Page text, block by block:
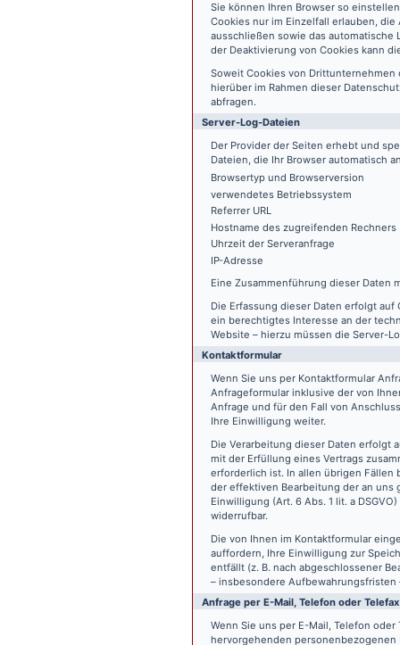
Sie können Ihren Browser so
Cookies nur im Einzelfall erlauben,
ausschließen sowie das automatische
der Deaktivierung von Cookies kann
Soweit Cookies von
hierüber im Rahmen dieser
abfragen.
Server-Log-Dateien
Der Provider der Seiten erhebt und
Dateien, die Ihr Browser automatisch
Browsertyp und Browserversion
verwendetes Betriebssystem
Referrer URL
Hostname des zugreifenden Rechners
Uhrzeit der Serveranfrage
IP-Adresse
Eine Zusammenführung dieser Daten
Die Erfassung dieser Daten erfolgt auf
ein berechtigtes Interesse an der
Website – hierzu müssen die Server-
Kontaktformular
Wenn Sie uns per Kontaktformular
Anfrageformular inklusive der von
Anfrage und für den Fall von
Ihre Einwilligung weiter.
Die Verarbeitung dieser Daten erfolgt
mit der Erfüllung eines Vertrags
erforderlich ist. In allen übrigen Fällen
der effektiven Bearbeitung der an uns
Einwilligung (Art. 6 Abs. 1 lit. a
widerrufbar.
Die von Ihnen im Kontaktformular
auffordern, Ihre Einwilligung zur
entfällt (z. B. nach abgeschlossener
– insbesondere
Anfrage per E-Mail, Telefon oder Telefax
Wenn Sie uns per E-Mail, Telefon
hervorgehenden personenbezogenen